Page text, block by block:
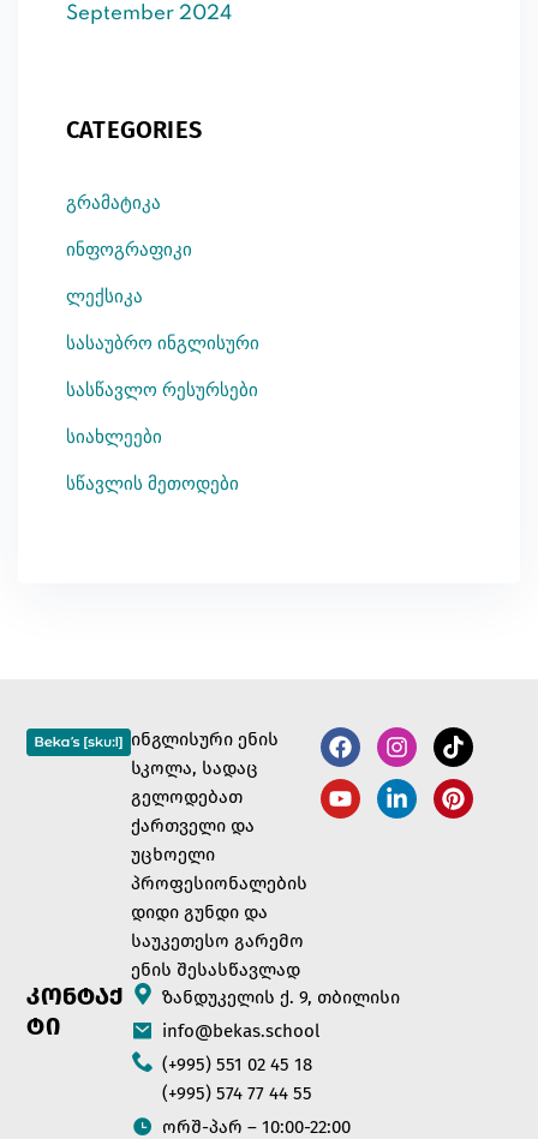
September 2024
CATEGORIES
გრამატიკა
ინფოგრაფიკი
ლექსიკა
სასაუბრო ინგლისური
სასწავლო რესურსები
სიახლეები
სწავლის მეთოდები
ინგლისური ენის
სკოლა, სადაც
გელოდებათ
ქართველი და
უცხოელი
პროფესიონალების
დიდი გუნდი და
საუკეთესო გარემო
ენის შესასწავლად
ᲙᲝᲜᲢᲐᲥ
ᲢᲘ
ზანდუკელის ქ. 9, თბილისი
info@bekas.school
(+995) 551 02 45 18
(+995) 574 77 44 55
ორშ-პარ – 10:00-22:00